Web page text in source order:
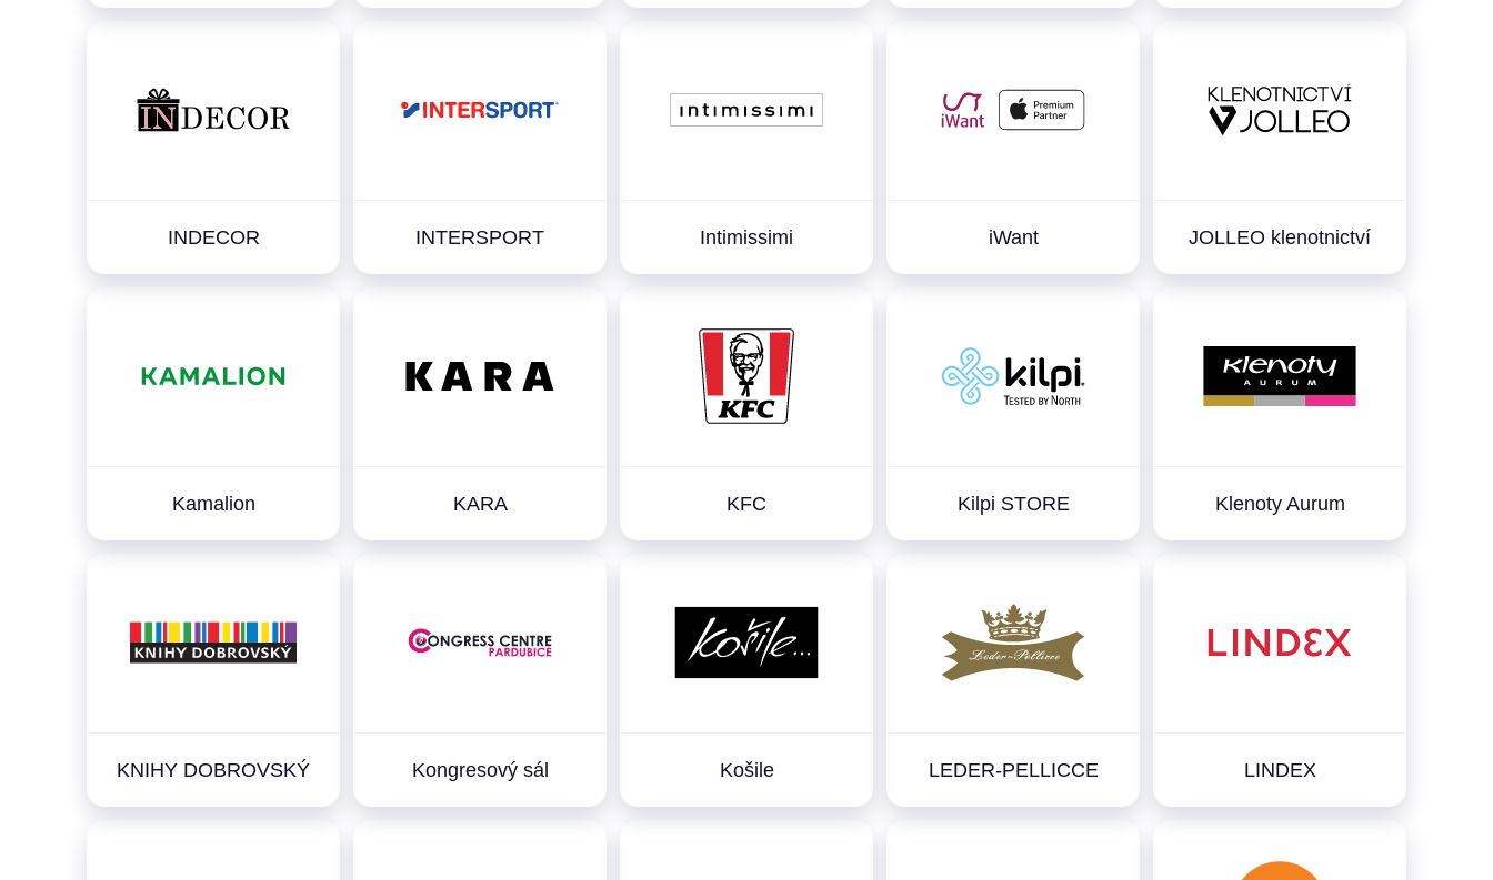
INDECOR INTERSPORT Intimissimi iWant JOLLEO klenotnictví
Kamalion KARA KFC Kilpi STORE Klenoty Aurum
KNIHY DOBROVSKÝ Kongresový sál Košile LEDER-PELLICCE LINDEX